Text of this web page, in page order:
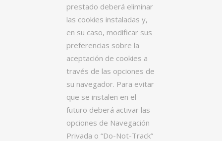
prestado deberá eliminar
las cookies instaladas y,
en su caso, modificar sus
preferencias sobre la
aceptación de cookies a
través de las opciones de
su navegador. Para evitar
que se instalen en el
futuro deberá activar las
opciones de Navegación
Privada o “Do-Not-Track”